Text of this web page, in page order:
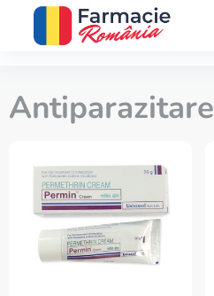
Antiparazitare